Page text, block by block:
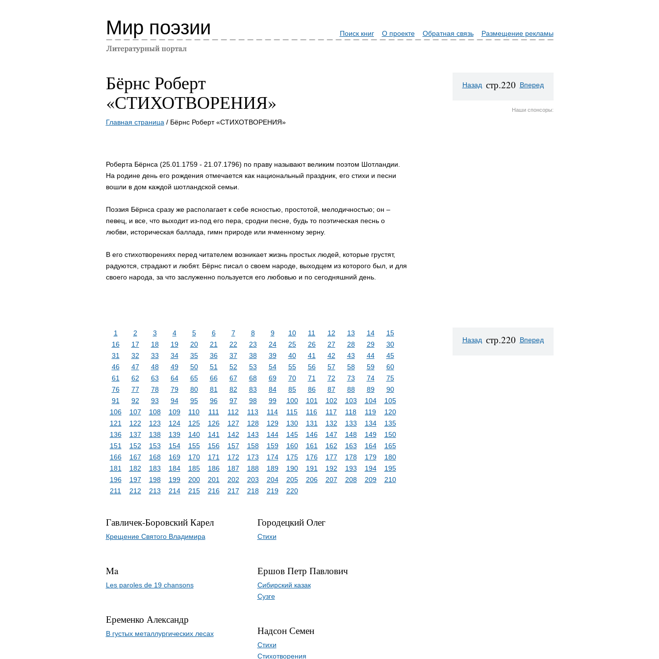
Мир поэзии Поиск книг О проекте Обратная связь Размещение рекламы
Бёрнс Роберт
«СТИХОТВОРЕНИЯ»
Главная страница / Бёрнс Роберт «СТИХОТВОРЕНИЯ»
Роберта Бёрнса (25.01.1759 - 21.07.1796) по праву называют великим поэтом Шотландии.
На родине день его рождения отмечается как национальный праздник, его стихи и песни
вошли в дом каждой шотландской семьи.
Поэзия Бёрнса сразу же располагает к себе ясностью, простотой, мелодичностью; он –
певец, и все, что выходит из-под его пера, сродни песне, будь то поэтическая песнь о
любви, историческая баллада, гимн природе или ячменному зерну.
В его стихотворениях перед читателем возникает жизнь простых людей, которые грустят,
радуются, страдают и любят. Бёрнс писал о своем народе, выходцем из которого был, и для
своего народа, за что заслуженно пользуется его любовью и по сегодняшний день.
Назад стр.220 Вперед
Наши спонсоры:
1 2 3 4 5 6 7 8 9 10 11 12 13 14
15
16
17 18 19 20 21 22 23 24 25 26 27 28 29
30
31
32 33 34 35 36 37 38 39 40 41 42 43 44
45
46
47 48 49 50 51 52 53 54 55 56 57 58 59
60
61
62 63 64 65 66 67 68 69 70 71 72 73 74
75
76
77 78 79 80 81 82 83 84 85 86 87 88 89
90
91
92 93 94 95 96 97 98 99 100 101 102 103 104
105
106
107 108 109 110 111 112 113 114 115 116 117 118 119
120
121
122 123 124 125 126 127 128 129 130 131 132 133 134
135
136
137 138 139 140 141 142 143 144 145 146 147 148 149
150
151
152 153 154 155 156 157 158 159 160 161 162 163 164
165
166
167 168 169 170 171 172 173 174 175 176 177 178 179
180
181
182 183 184 185 186 187 188 189 190 191 192 193 194
195
196
197 198 199 200 201 202 203 204 205 206 207 208 209
210
211
212 213 214 215 216 217 218 219 220
Гавличек-Боровский Карел
Крещение Святого Владимира
Ma
Les paroles de 19 chansons
Еременко Александр
В густых металлургических лесах
Городецкий Олег
Стихи
Ершов Петр Павлович
Сибирский казак
Сузге
Надсон Семен
Стихи
Стихотворения
Назад стр.220 Вперед